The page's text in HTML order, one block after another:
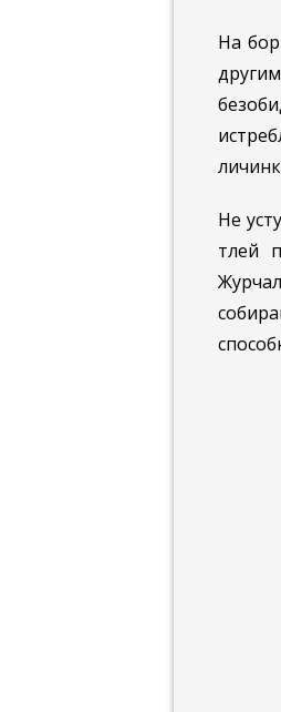
На
Не
тлей